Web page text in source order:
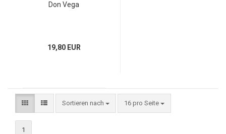
Don Vega
19,80 EUR
Sortieren nach 16 pro Seite
1